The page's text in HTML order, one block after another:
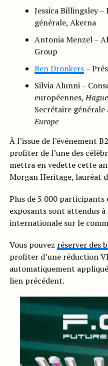
Jessica Billingsley
générale, Akerna
Antonia Menzel –
Group
Ben Dronkers–
Silvia Alunni –
européennes,
Secrétaire
Europe
À l’issue de l’événement
profiter de l’une des
mettra en vedette cette
Morgan Heritage, lauréat
Plus de 5 000 participants
exposants sont attendus
internationale sur le
Vous pouvez réserver des
profiter d’une réduction
automatiquement
lien précédent.